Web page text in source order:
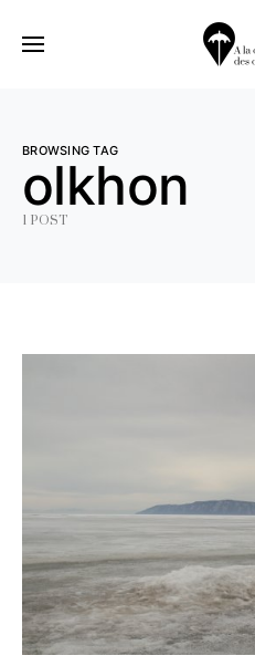
BROWSING TAG
olkhon
1 POST